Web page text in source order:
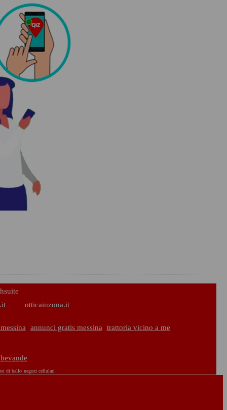
otticainzona.it
annunci gratis messina
trattoria vicino a me
di ballo negozi cellulari